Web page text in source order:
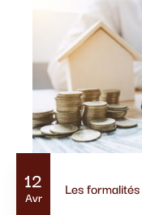
12
Avr Les